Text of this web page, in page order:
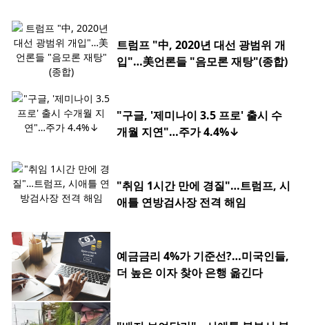
트럼프 "中, 2020년 대선 광범위 개
입"…美언론들 "음모론 재탕"(종합)
"구글, '제미나이 3.5 프로' 출시 수
개월 지연"…주가 4.4%↓
"취임 1시간 만에 경질"…트럼프, 시
애틀 연방검사장 전격 해임
예금금리 4%가 기준선?…미국인들,
더 높은 이자 찾아 은행 옮긴다